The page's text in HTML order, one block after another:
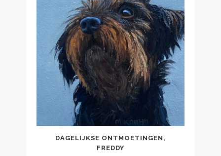
DAGELIJKSE ONTMOETINGEN,
FREDDY